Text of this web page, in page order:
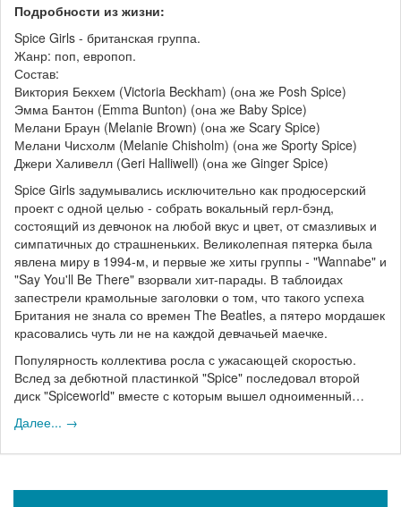
Подробности из жизни:
Spice Girls - британская группа.
Жанр: поп, европоп.
Состав:
Виктория Бекхем (Victoria Beckham) (она же Posh Spice)
Эмма Бантон (Emma Bunton) (она же Baby Spice)
Мелани Браун (Melanie Brown) (она же Scary Spice)
Мелани Чисхолм (Melanie Chisholm) (она же Sporty Spice)
Джери Халивелл (Geri Halliwell) (она же Ginger Spice)
Spice Girls задумывались исключительно как продюсерский
проект с одной целью - собрать вокальный герл-бэнд,
состоящий из девчонок на любой вкус и цвет, от смазливых и
симпатичных до страшненьких. Великолепная пятерка была
явлена миру в 1994-м, и первые же хиты группы - "Wannabe" и
"Say You'll Be There" взорвали хит-парады. В таблоидах
запестрели крамольные заголовки о том, что такого успеха
Британия не знала со времен The Beatles, а пятеро мордашек
красовались чуть ли не на каждой девчачьей маечке.
Популярность коллектива росла с ужасающей скоростью.
Вслед за дебютной пластинкой "Spice" последовал второй
диск "Spiceworld" вместе с которым вышел одноименный…
Далее... →